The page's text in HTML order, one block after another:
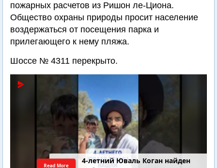
пожарных расчетов из Ришон ле-Циона.
Общество охраны природы просит население
воздержаться от посещения парка и
прилегающего к нему пляжа.
Шоссе № 4311 перекрыто.
4-летний Юваль Коган найден
Read More